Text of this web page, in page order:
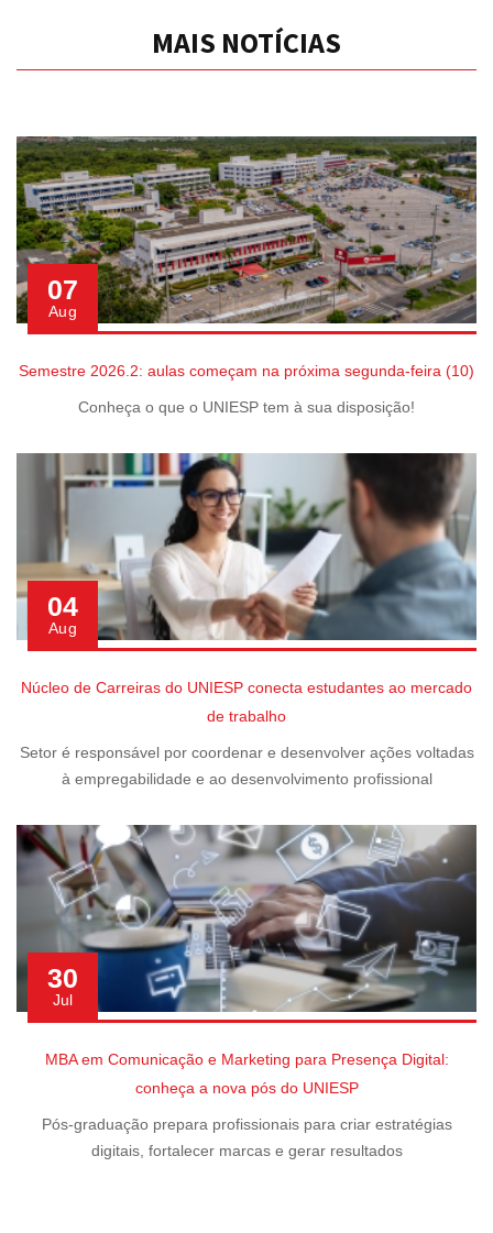
MAIS NOTÍCIAS
07
Aug
Semestre 2026.2: aulas começam na próxima segunda-feira (10)
Conheça o que o UNIESP tem à sua disposição!
04
Aug
Núcleo de Carreiras do UNIESP conecta estudantes ao mercado
de trabalho
Setor é responsável por coordenar e desenvolver ações voltadas
à empregabilidade e ao desenvolvimento profissional
30
Jul
MBA em Comunicação e Marketing para Presença Digital:
conheça a nova pós do UNIESP
Pós-graduação prepara profissionais para criar estratégias
digitais, fortalecer marcas e gerar resultados